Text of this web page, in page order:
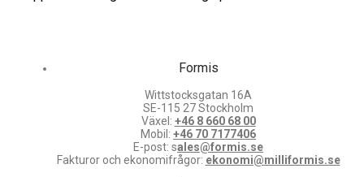
Formis
Wittstocksgatan 16A
SE-115 27 Stockholm
Växel: +46 8 660 68 00
Mobil: +46 70 7177406
E-post: sales@formis.se
Fakturor och ekonomifrågor: ekonomi@milliformis.se